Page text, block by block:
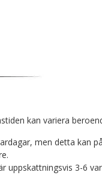
kan variera
men detta kan
uppskattningsvis 3-6